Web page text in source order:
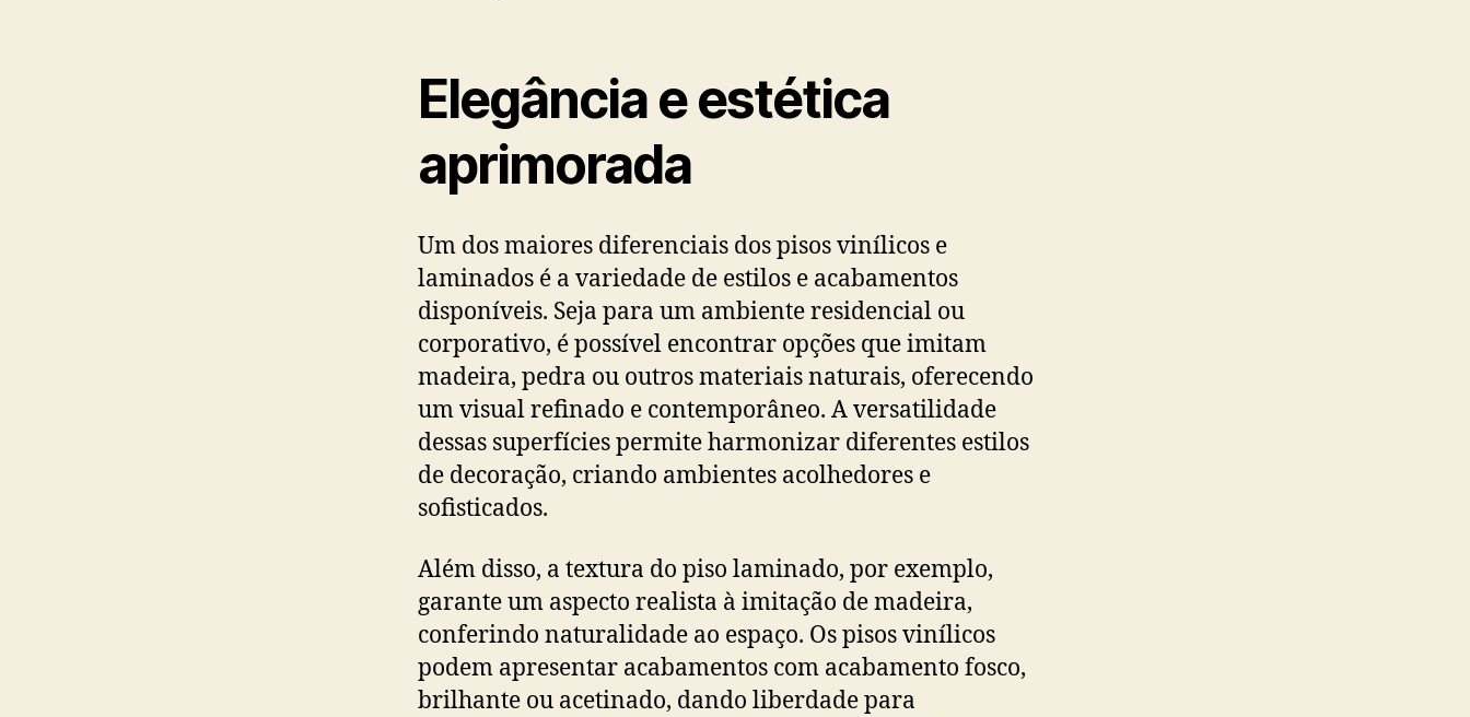
Elegância e estética
aprimorada
Um dos maiores diferenciais dos pisos vinílicos e
laminados é a variedade de estilos e acabamentos
disponíveis. Seja para um ambiente residencial ou
corporativo, é possível encontrar opções que imitam
madeira, pedra ou outros materiais naturais, oferecendo
um visual refinado e contemporâneo. A versatilidade
dessas superfícies permite harmonizar diferentes estilos
de decoração, criando ambientes acolhedores e
sofisticados.
Além disso, a textura do piso laminado, por exemplo,
garante um aspecto realista à imitação de madeira,
conferindo naturalidade ao espaço. Os pisos vinílicos
podem apresentar acabamentos com acabamento fosco,
brilhante ou acetinado, dando liberdade para